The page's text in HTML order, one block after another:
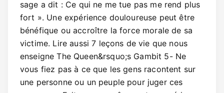
sage a dit : Ce qui ne me tue pas me rend plus
fort ». Une expérience douloureuse peut être
bénéfique ou accroître la force morale de sa
victime. Lire aussi 7 leçons de vie que nous
enseigne The Queen&rsquo;s Gambit 5- Ne
vous fiez pas à ce que les gens racontent sur
une personne ou un peuple pour juger ces